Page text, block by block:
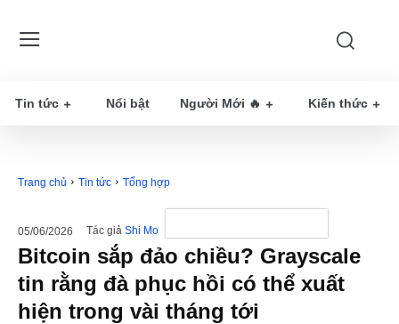
Tin tức Nổi bật Người Mới 🔥 Kiến thức
Trang chủ Tin tức Tổng hợp
05/06/2026 Tác giả Shi Mo
Bitcoin sắp đảo chiều? Grayscale
tin rằng đà phục hồi có thể xuất
hiện trong vài tháng tới